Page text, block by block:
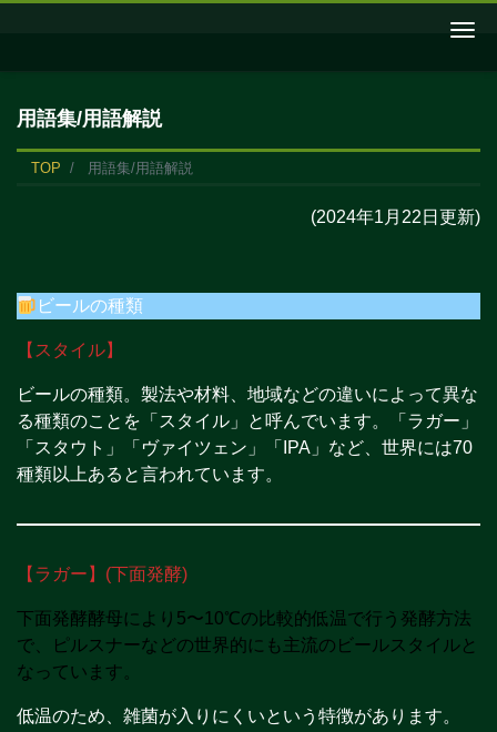
用語集/用語解説
TOP 用語集/用語解説
(2024年1月22日更新)
ビールの種類
【スタイル】
ビールの種類。製法や材料、地域などの違いによって異な
る種類のことを「スタイル」と呼んでいます。「ラガー」
「スタウト」「ヴァイツェン」「IPA」など、世界には70
種類以上あると言われています。
【ラガー】(下面発酵)
下面発酵酵母により5〜10℃の比較的低温で行う発酵方法
で、ピルスナーなどの世界的にも主流のビールスタイルと
なっています。
低温のため、雑菌が入りにくいという特徴があります。